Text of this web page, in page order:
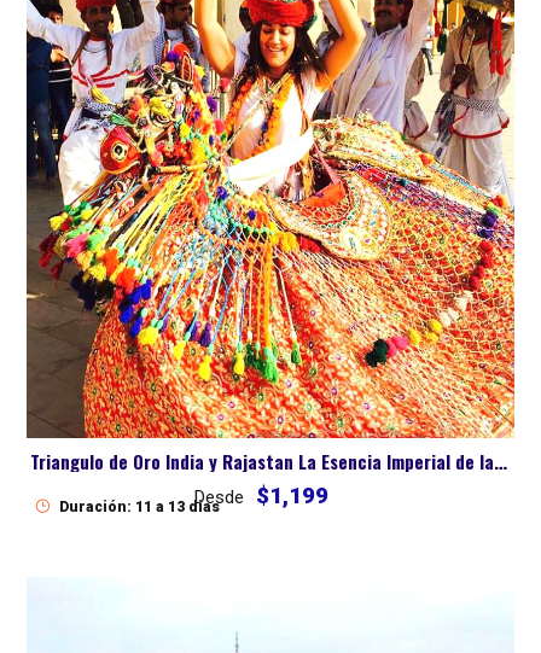
Triangulo de Oro India y Rajastan La Esencia Imperial de la India
Desde $1,199
Duración: 11 a 13 dias